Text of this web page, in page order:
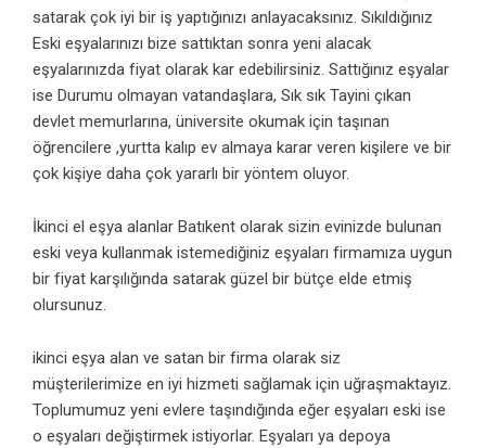
satarak çok iyi bir iş yaptığınızı anlayacaksınız. Sıkıldığınız
Eski eşyalarınızı bize sattıktan sonra yeni alacak
eşyalarınızda fiyat olarak kar edebilirsiniz. Sattığınız eşyalar
ise Durumu olmayan vatandaşlara, Sık sık Tayini çıkan
devlet memurlarına, üniversite okumak için taşınan
öğrencilere ,yurtta kalıp ev almaya karar veren kişilere ve bir
çok kişiye daha çok yararlı bir yöntem oluyor.
İkinci el eşya alanlar Batıkent olarak sizin evinizde bulunan
eski veya kullanmak istemediğiniz eşyaları firmamıza uygun
bir fiyat karşılığında satarak güzel bir bütçe elde etmiş
olursunuz.
ikinci eşya alan ve satan bir firma olarak siz
müşterilerimize en iyi hizmeti sağlamak için uğraşmaktayız.
Toplumumuz yeni evlere taşındığında eğer eşyaları eski ise
o eşyaları değiştirmek istiyorlar. Eşyaları ya depoya